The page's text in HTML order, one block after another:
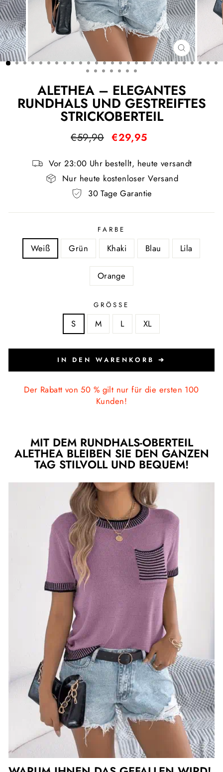
ESC)
ALETHEA – ELEGANTES
RUNDHALS UND GESTREIFTES
STRICKOBERTEIL
Normaler
€59,90 Sonderpreis
€29,95
Vor 23:00 Uhr bestellt, heute versandt
Nur heute kostenloser Versand
30 Tage Garantie
FARBE
Weiß Grün Khaki Blau Lila
Orange
GRÖSSE
S M L XL
IN DEN WARENKORB ➔
Der Rabatt von 50 % gilt nur für die ersten 100
Kunden!
MIT DEM RUNDHALS-OBERTEIL
ALETHEA BLEIBEN SIE DEN GANZEN
TAG STILVOLL UND BEQUEM!